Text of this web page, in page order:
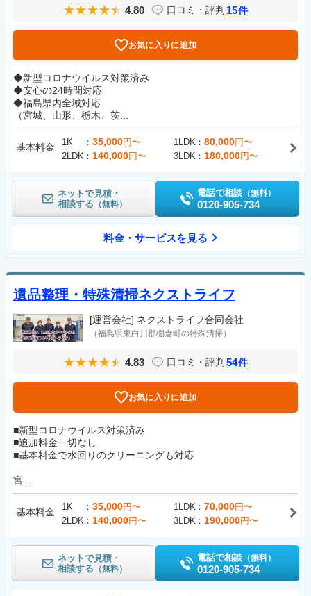
4.80 口コミ・評判 15件
お気に入りに追加
◆新型コロナウイルス対策済み
◆安心の24時間対応
◆福島県内全域対応
（宮城、山形、栃木、茨...
基本料金 1K 35,000円〜 1LDK 80,000円〜
2LDK
140,000円〜 3LDK 180,000円〜
ネットで見積・
相談する （無料）
電話で相談 （無料）
0120-905-734
料金・サービスを見る
遺品整理・特殊清掃ネクストライフ
[運営会社] ネクストライフ合同会社
（福島県東白川郡棚倉町の特殊清掃）
4.83 口コミ・評判 54件
お気に入りに追加
■新型コロナウイルス対策済み
■追加料金一切なし
■基本料金で水回りのクリーニングも対応
宮...
基本料金 1K 35,000円〜 1LDK 70,000円〜
2LDK
140,000円〜 3LDK 190,000円〜
ネットで見積・
相談する （無料）
電話で相談 （無料）
0120-905-734